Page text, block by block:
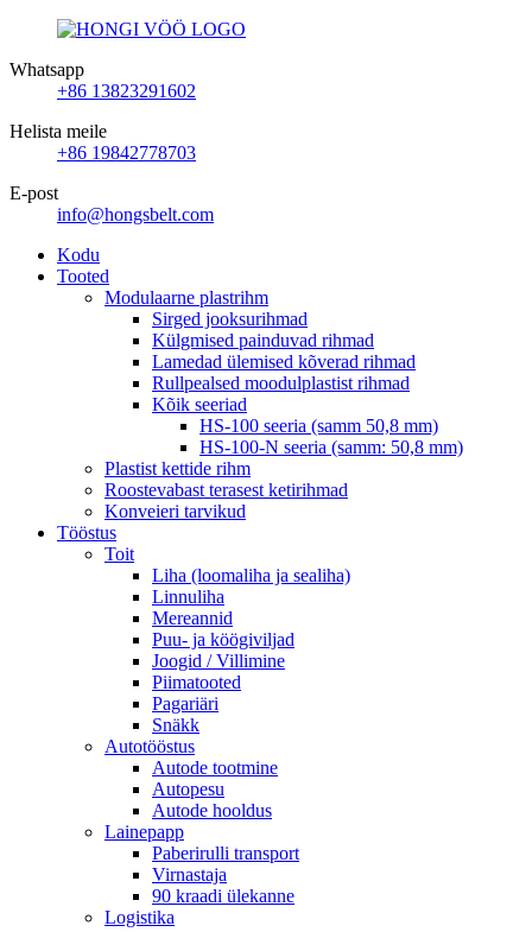
Whatsapp
+86 13823291602
Helista meile
+86 19842778703
E-post
info@hongsbelt.com
Kodu
Tooted
Modulaarne plastrihm
Sirged jooksurihmad
Külgmised painduvad rihmad
Lamedad ülemised kõverad rihmad
Rullpealsed moodulplastist rihmad
Kõik seeriad
HS-100 seeria (samm 50,8 mm)
HS-100-N seeria (samm: 50,8 mm)
Plastist kettide rihm
Roostevabast terasest ketirihmad
Konveieri tarvikud
Tööstus
Toit
Liha (loomaliha ja sealiha)
Linnuliha
Mereannid
Puu- ja köögiviljad
Joogid / Villimine
Piimatooted
Pagariäri
Snäkk
Autotööstus
Autode tootmine
Autopesu
Autode hooldus
Lainepapp
Paberirulli transport
Virnastaja
90 kraadi ülekanne
Logistika